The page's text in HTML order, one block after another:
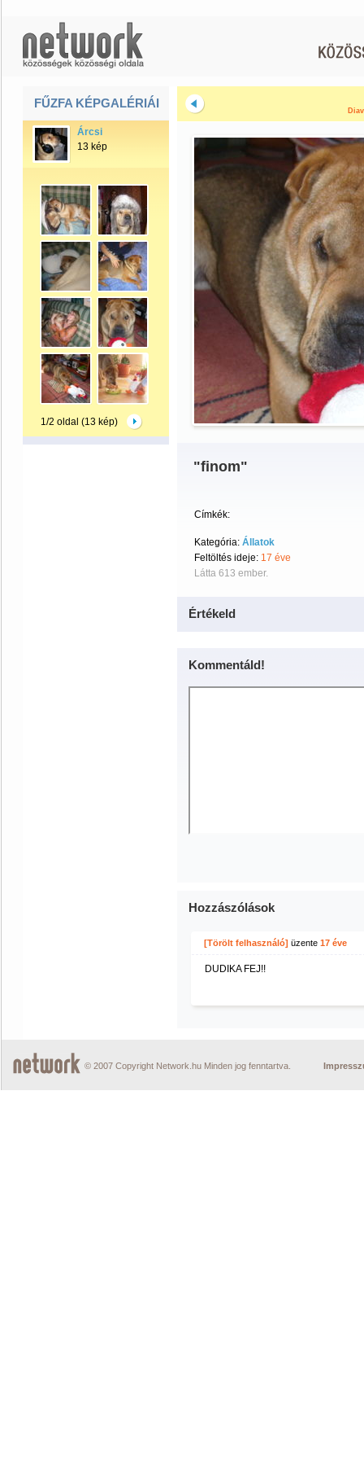
FŰZFA KÉPGALÉRIÁI
Árcsi
13 kép
1/2 oldal (13 kép)
"finom"
Címkék:
Kategória: Állatok
Feltöltés ideje: 17 éve
Látta 613 ember.
Értékeld
Kommentáld!
Hozzászólások
[Törölt felhasználó] üzente 17 éve
DUDIKA FEJ!!
© 2007 Copyright Network.hu Minden jog fenntartva.